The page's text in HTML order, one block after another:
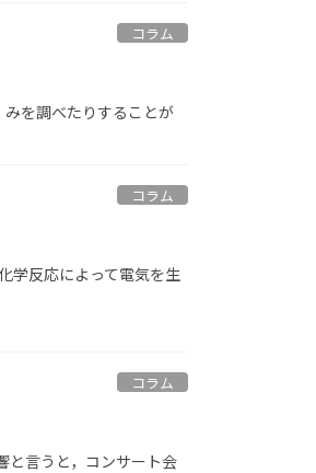
コラム
を調べたりすることが
コラム
学反応によって電気を生
コラム
と言うと，コンサート会